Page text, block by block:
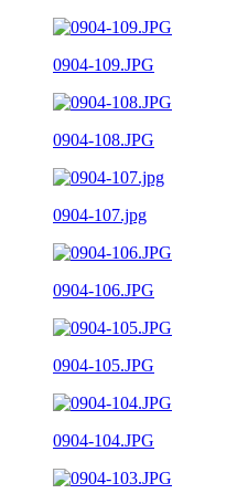
0904-109.JPG
0904-108.JPG
0904-107.jpg
0904-106.JPG
0904-105.JPG
0904-104.JPG